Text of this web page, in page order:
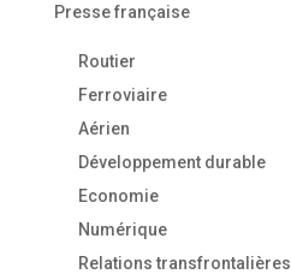
Presse française
Routier
Ferroviaire
Aérien
Développement durable
Economie
Numérique
Relations transfrontalières